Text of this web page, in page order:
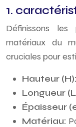
1.
Définissons
matériaux du
cruciales pour
Hauteur (H):
Longueur
Épaisseur
Matériau: